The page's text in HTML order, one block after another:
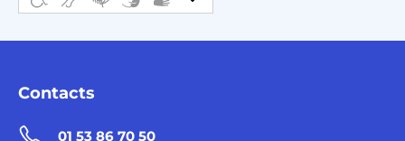
Contacts
01 53 86 70 50